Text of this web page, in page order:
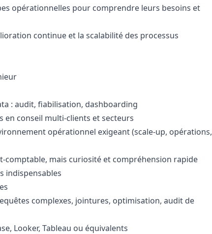
opérationnelles pour comprendre leurs besoins et
continue et la scalabilité des processus
: audit, fiabilisation, dashboarding
en conseil multi-clients et secteurs
opérationnel exigeant (scale-up, opérations,
comptable, mais curiosité et compréhension rapide
indispensables
complexes, jointures, optimisation, audit de
Looker, Tableau ou équivalents